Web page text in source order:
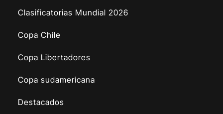
Clasificatorias Mundial 2026
Copa Chile
Copa Libertadores
Copa sudamericana
Destacados